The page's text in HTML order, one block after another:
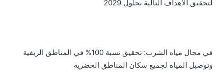
لتحقيق الأهداف التالية بحلول 2029
في مجال مياه الشرب: تحقيق نسبة 100% في المناطق الريفية
وتوصيل المياه لجميع سكان المناطق الحضرية